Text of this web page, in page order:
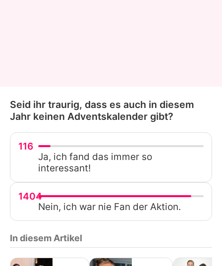
Seid ihr traurig, dass es auch in diesem
Jahr keinen Adventskalender gibt?
116
Ja, ich fand das immer so
interessant!
1404
Nein, ich war nie Fan der Aktion.
In diesem Artikel